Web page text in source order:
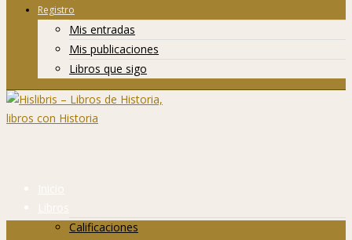
Registro
Mis entradas
Mis publicaciones
Libros que sigo
Inicio
Libros
Calificaciones